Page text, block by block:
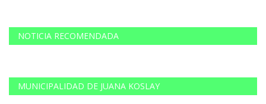
NOTICIA RECOMENDADA
MUNICIPALIDAD DE JUANA KOSLAY